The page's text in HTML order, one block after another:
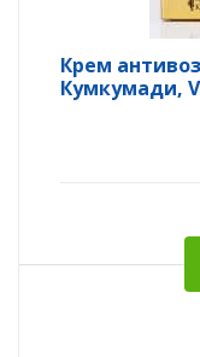
Крем
Кумкумади,